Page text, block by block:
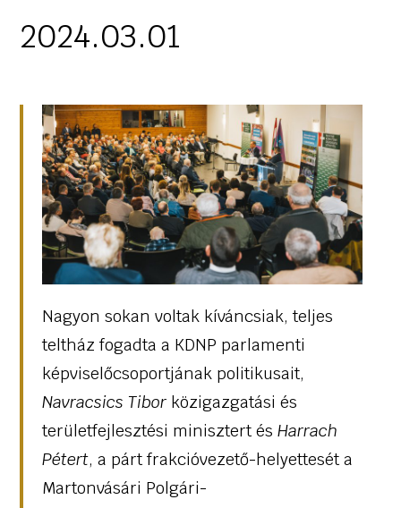
2024.03.01
Nagyon sokan voltak kíváncsiak, teljes
teltház fogadta a KDNP parlamenti
képviselőcsoportjának politikusait,
Navracsics Tiborközigazgatási és
területfejlesztési minisztert és Harrach
Pétert, a párt frakcióvezető-helyettesét a
Martonvásári Polgári-